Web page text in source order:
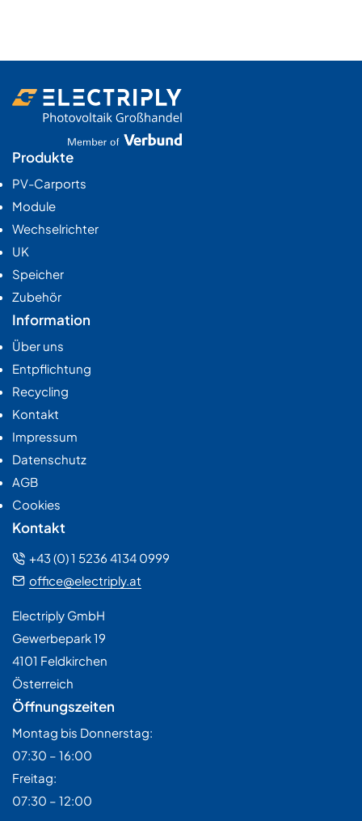
Produkte
PV-Carports
Module
Wechselrichter
UK
Speicher
Zubehör
Information
Über uns
Entpflichtung
Recycling
Kontakt
Impressum
Datenschutz
AGB
Cookies
Kontakt
+43 (0) 1 5236 4134 0999
office@electriply.at
Electriply GmbH
Gewerbepark 19
4101 Feldkirchen
Österreich
Öffnungszeiten
Montag bis Donnerstag:
07:30 – 16:00
Freitag:
07:30 – 12:00